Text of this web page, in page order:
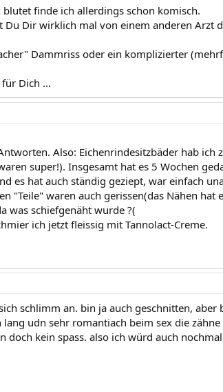
blutet finde ich allerdings schon komisch.
Du Dir wirklich mal von einem anderen Arzt
Dammriss oder ein komplizierter
Dich ...
Also: Eichenrindesitzbäder hab ich
super!). Insgesamt hat es 5 Wochen
es hat auch ständig geziept, war einfach
"Teile" waren auch gerissen(das Nähen hat
was schiefgenäht wurde ?(
ich jetzt fleissig mit Tannolact-Creme.
schlimm an. bin ja auch geschnitten,
lang udn sehr romantiach beim sex die
doch kein spass. also ich würd auch